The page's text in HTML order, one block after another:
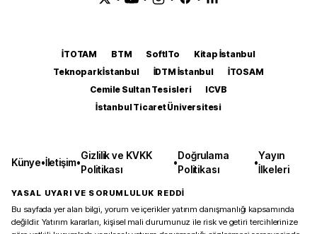
İTOTAM BTM SoftITo
Kitap İstanbul
Teknopark İstanbul
İDTM İstanbul
İTOSAM
Cemile Sultan Tesisleri
ICVB
İstanbul Ticaret Üniversitesi
Künye•İletişim•
Gizlilik ve KVKK
Politikası
•
Doğrulama
Politikası
•
Yayın
İlkeleri
YASAL UYARI VE SORUMLULUK REDDİ
Bu sayfada yer alan bilgi, yorum ve içerikler yatırım danışmanlığı kapsamında
değildir. Yatırım kararları, kişisel mali durumunuz ile risk ve getiri tercihlerinize